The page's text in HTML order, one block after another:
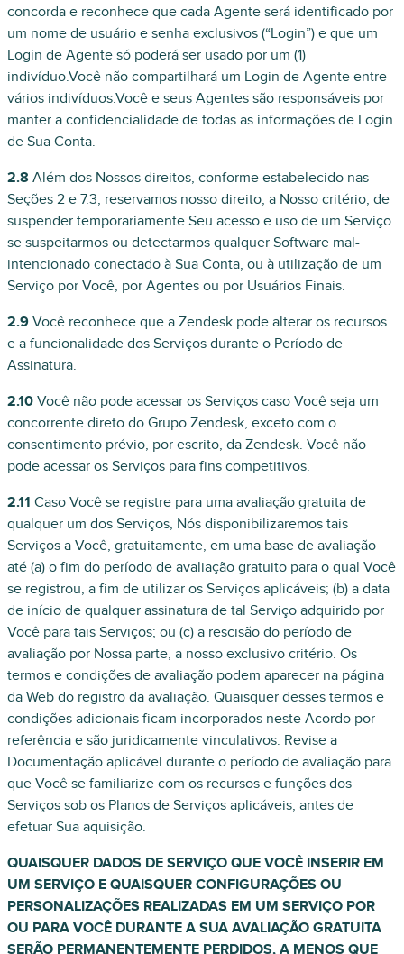
concorda e reconhece que cada Agente será identificado por
um nome de usuário e senha exclusivos (“Login”) e que um
Login de Agente só poderá ser usado por um (1)
indivíduo.Você não compartilhará um Login de Agente entre
vários indivíduos.Você e seus Agentes são responsáveis por
manter a confidencialidade de todas as informações de Login
de Sua Conta.
2.8 Além dos Nossos direitos, conforme estabelecido nas
Seções 2 e 7.3, reservamos nosso direito, a Nosso critério, de
suspender temporariamente Seu acesso e uso de um Serviço
se suspeitarmos ou detectarmos qualquer Software mal-
intencionado conectado à Sua Conta, ou à utilização de um
Serviço por Você, por Agentes ou por Usuários Finais.
2.9 Você reconhece que a Zendesk pode alterar os recursos
e a funcionalidade dos Serviços durante o Período de
Assinatura.
2.10 Você não pode acessar os Serviços caso Você seja um
concorrente direto do Grupo Zendesk, exceto com o
consentimento prévio, por escrito, da Zendesk. Você não
pode acessar os Serviços para fins competitivos.
2.11 Caso Você se registre para uma avaliação gratuita de
qualquer um dos Serviços, Nós disponibilizaremos tais
Serviços a Você, gratuitamente, em uma base de avaliação
até (a) o fim do período de avaliação gratuito para o qual Você
se registrou, a fim de utilizar os Serviços aplicáveis; (b) a data
de início de qualquer assinatura de tal Serviço adquirido por
Você para tais Serviços; ou (c) a rescisão do período de
avaliação por Nossa parte, a nosso exclusivo critério. Os
termos e condições de avaliação podem aparecer na página
da Web do registro da avaliação. Quaisquer desses termos e
condições adicionais ficam incorporados neste Acordo por
referência e são juridicamente vinculativos. Revise a
Documentação aplicável durante o período de avaliação para
que Você se familiarize com os recursos e funções dos
Serviços sob os Planos de Serviços aplicáveis, antes de
efetuar Sua aquisição.
QUAISQUER DADOS DE SERVIÇO QUE VOCÊ INSERIR EM
UM SERVIÇO E QUAISQUER CONFIGURAÇÕES OU
PERSONALIZAÇÕES REALIZADAS EM UM SERVIÇO POR
OU PARA VOCÊ DURANTE A SUA AVALIAÇÃO GRATUITA
SERÃO PERMANENTEMENTE PERDIDOS, A MENOS QUE